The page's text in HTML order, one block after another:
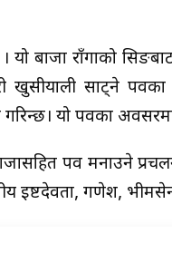
यो बाजा राँगाको
खुसीयाली साट्ने
गरिन्छ। यो पर्वका
पर्व मनाउने
इष्टदेवता, गणेश,